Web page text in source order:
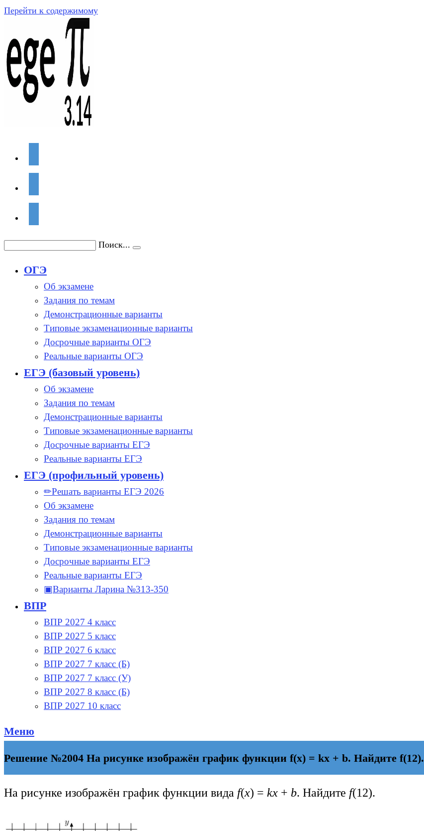
Перейти к содержимому
Поиск...
ОГЭ
Об экзамене
Задания по темам
Демонстрационные варианты
Типовые экзаменационные варианты
Досрочные варианты ОГЭ
Реальные варианты ОГЭ
ЕГЭ (базовый уровень)
Об экзамене
Задания по темам
Демонстрационные варианты
Типовые экзаменационные варианты
Досрочные варианты ЕГЭ
Реальные варианты ЕГЭ
ЕГЭ (профильный уровень)
✏Решать варианты ЕГЭ 2026
Об экзамене
Задания по темам
Демонстрационные варианты
Типовые экзаменационные варианты
Досрочные варианты ЕГЭ
Реальные варианты ЕГЭ
▣Варианты Ларина №313-350
ВПР
ВПР 2027 4 класс
ВПР 2027 5 класс
ВПР 2027 6 класс
ВПР 2027 7 класс (Б)
ВПР 2027 7 класс (У)
ВПР 2027 8 класс (Б)
ВПР 2027 10 класс
Меню
Решение №2004 На рисунке изображён график функции f(x) = kx + b. Найдите f(12).
На рисунке изображён график функции вида f(x) = kx + b. Найдите f(12).